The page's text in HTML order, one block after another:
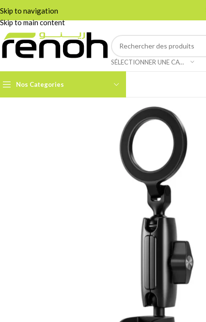
Skip to navigation
Skip to main content
SÉLECTIONNER UNE CATÉGORIE
Nos Categories
Adaptateurs &
Convertisseurs
Câbles Audio
Câbles Data & Réseau
Câbles Video